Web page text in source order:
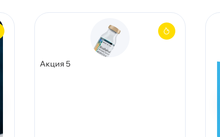
Акция 5